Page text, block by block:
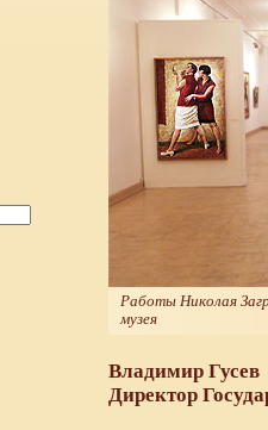
Работы Николая
музея
Владимир Гусев
Директор